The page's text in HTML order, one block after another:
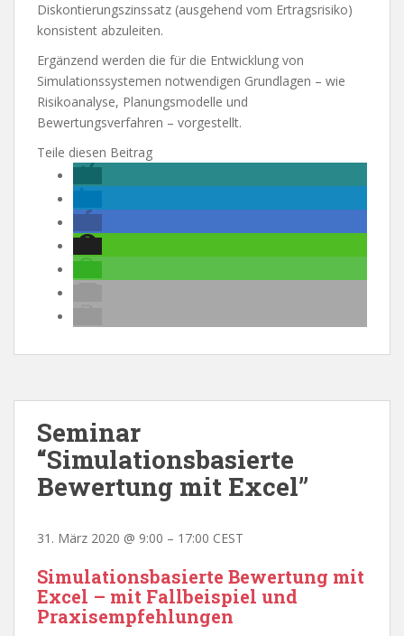
Diskontierungszinssatz (ausgehend vom Ertragsrisiko)
konsistent abzuleiten.
Ergänzend werden die für die Entwicklung von
Simulationssystemen notwendigen Grundlagen – wie
Risikoanalyse, Planungsmodelle und
Bewertungsverfahren – vorgestellt.
Teile diesen Beitrag
Seminar
“Simulationsbasierte
Bewertung mit Excel”
31. März 2020 @ 9:00 – 17:00 CEST
Simulationsbasierte Bewertung mit
Excel – mit Fallbeispiel und
Praxisempfehlungen